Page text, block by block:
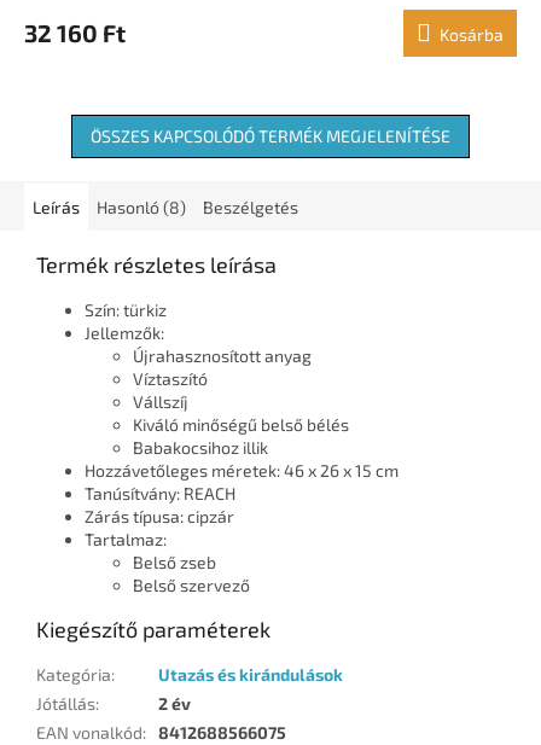
32 160 Ft Kosárba
ÖSSZES KAPCSOLÓDÓ TERMÉK MEGJELENÍTÉSE
Leírás Hasonló (8) Beszélgetés
Termék részletes leírása
Szín: türkiz
Jellemzők:
Újrahasznosított anyag
Víztaszító
Vállszíj
Kiváló minőségű belső bélés
Babakocsihoz illik
Hozzávetőleges méretek: 46 x 26 x 15 cm
Tanúsítvány: REACH
Zárás típusa: cipzár
Tartalmaz:
Belső zseb
Belső szervező
Kiegészítő paraméterek
Kategória:
Utazás és kirándulások
Jótállás:
2 év
EAN vonalkód: 8412688566075